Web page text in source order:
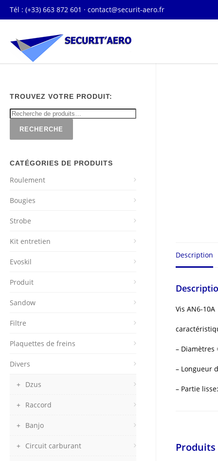
Tél : (+33) 663 872 601 · contact@securit-aero.fr
Description
Vis AN6-10A
– Diamètres
– Longueur
– Partie
TROUVEZ VOTRE PRODUIT:
RECHERCHE
CATÉGORIES DE PRODUITS
Roulement
Bougies
Strobe
Kit entretien
Evoskil
Produit
Sandow
Filtre
Plaquettes de freins
Divers
Dzus
Raccord
Banjo
Circuit carburant